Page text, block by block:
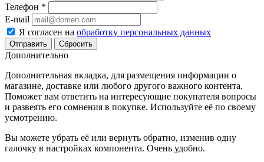
Телефон *
E-mail
Я согласен на обработку персональных данных
Сбросить
Дополнительно
Дополнительная вкладка, для размещения информации о
магазине, доставке или любого другого важного контента.
Поможет вам ответить на интересующие покупателя вопросы
и развеять его сомнения в покупке. Используйте её по своему
усмотрению.
Вы можете убрать её или вернуть обратно, изменив одну
галочку в настройках компонента. Очень удобно.